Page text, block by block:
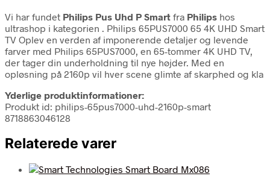
Vi har fundet Philips Pus Uhd P Smart fra Philips hos
ultrashop i kategorien . Philips 65PUS7000 65 4K UHD Smart
TV Oplev en verden af imponerende detaljer og levende
farver med Philips 65PUS7000, en 65-tommer 4K UHD TV,
der tager din underholdning til nye højder. Med en
opløsning på 2160p vil hver scene glimte af skarphed og kla
Yderlige produktinformationer:
Produkt id: philips-65pus7000-uhd-2160p-smart
8718863046128
Relaterede varer